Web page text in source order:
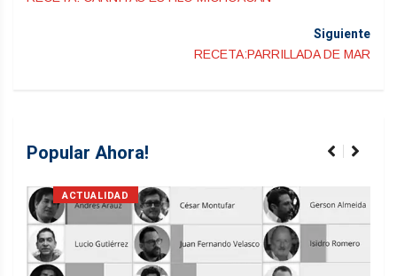
Siguiente
RECETA:PARRILLADA DE MAR
Popular Ahora!
ACTUALIDAD